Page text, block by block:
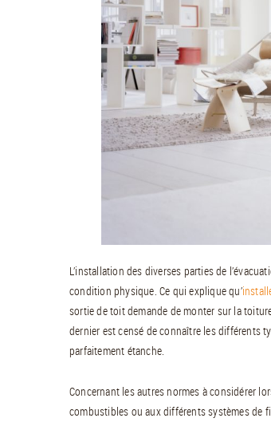
L’installation des diverses parties de
condition physique. Ce qui explique qu’
sortie de toit demande de monter sur la
dernier est censé de connaître les différents
parfaitement étanche.
Concernant les autres normes à considérer
combustibles ou aux différents systèmes de